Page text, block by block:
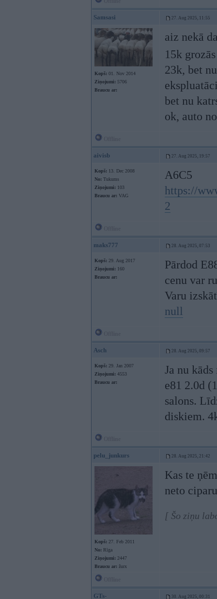
Samsasi 27. Aug 2025, 11:55
Kopš: 01. Nov 2014
Ziņojumi: 5706
Braucu ar:
aiz nekā
15k
23k, bet
bet nu
ok, auto
aivisb 27. Aug 2025, 19:57
Kopš: 13. Dec 2008
No: Tukums
Ziņojumi: 103
Braucu ar: VAG
A6C5
https://
2
maks777 28. Aug 2025, 07:53
Kopš: 29. Aug 2017
Ziņojumi: 160
Braucu ar:
Pārdod
cenu var
Varu
null
Asch 28. Aug 2025, 09:57
Kopš: 29. Jan 2007
Ziņojumi: 4553
Braucu ar:
Ja nu
e81 2.0d
salons.
diskiem.
pelu_junkurs 28. Aug 2025, 21:42
Kopš: 27. Feb 2011
No: Rīga
Ziņojumi: 2447
Braucu ar: žurx
Kas te
neto
[ Šo ziņu
GTs- 30. Aug 2025, 00:31